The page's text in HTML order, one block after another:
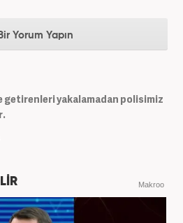
Bir Yorum Yapın
getirenleri yakalamadan polisimiz
Makroo